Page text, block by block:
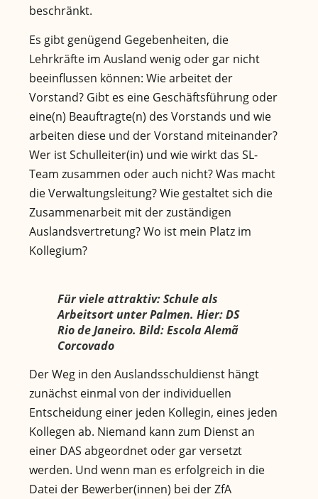
beschränkt.
Es gibt genügend Gegebenheiten, die
Lehrkräfte im Ausland wenig oder gar nicht
beeinflussen können: Wie arbeitet der
Vorstand? Gibt es eine Geschäftsführung oder
eine(n) Beauftragte(n) des Vorstands und wie
arbeiten diese und der Vorstand miteinander?
Wer ist Schulleiter(in) und wie wirkt das SL-
Team zusammen oder auch nicht? Was macht
die Verwaltungsleitung? Wie gestaltet sich die
Zusammenarbeit mit der zuständigen
Auslandsvertretung? Wo ist mein Platz im
Kollegium?
Für viele attraktiv: Schule als
Arbeitsort unter Palmen. Hier: DS
Rio de Janeiro. Bild: Escola Alemã
Corcovado
Der Weg in den Auslandsschuldienst hängt
zunächst einmal von der individuellen
Entscheidung einer jeden Kollegin, eines jeden
Kollegen ab. Niemand kann zum Dienst an
einer DAS abgeordnet oder gar versetzt
werden. Und wenn man es erfolgreich in die
Datei der Bewerber(innen) bei der ZfA